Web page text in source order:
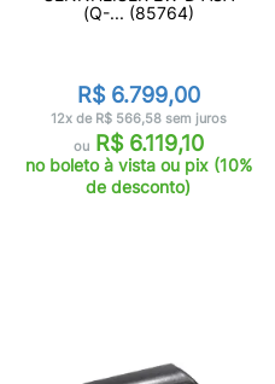
(Q-... (85764)
R$ 6.799,00
12x de R$ 566,58 sem juros
ouR$ 6.119,10
no boleto à vista ou pix (10%
de desconto)